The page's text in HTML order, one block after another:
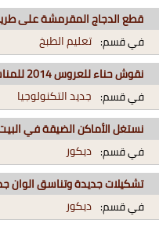
قطع الدجاج المقرمشة على
في قسم: تعليم الطبخ
نقوش حناء للعروس 2014 للمناسبات 2015 للأفراح
في قسم: جديد التكنولوجيا
نستغل الأماكن الضيقة في
في قسم: ديكور
تشكيلات جديدة وتناسق الوان
في قسم: ديكور